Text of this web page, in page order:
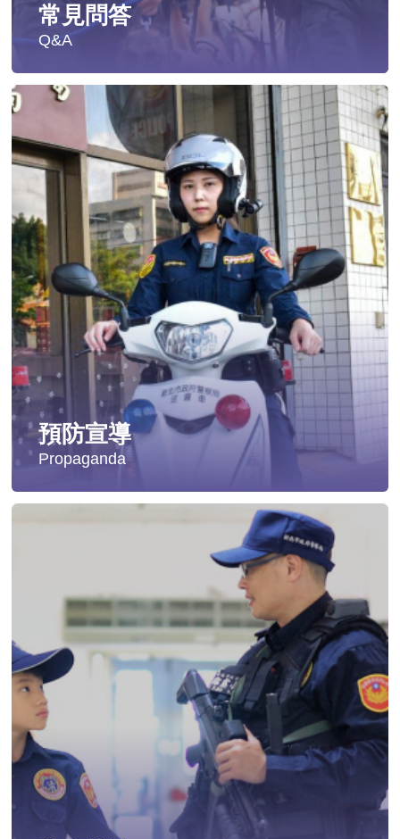
常見問答
Q&A
遭受性侵害時，可向哪些單位求助？
發生性侵害案件後，我可以請社工陪同嗎?
發生性侵害案件後，我需要去驗傷嗎?
遇到性騷擾案件之處理？
當你遭受到家庭暴力時該如何處理？
如何執行家庭暴力加害人訪查、訪查對象及期間為何?
預防宣導
Propaganda
影音專區
交通安全